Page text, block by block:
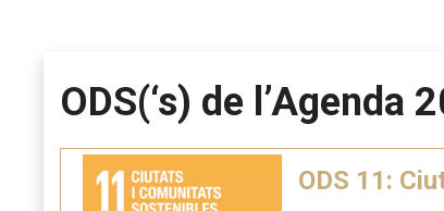
ODS(‘s) de
ODS 11: